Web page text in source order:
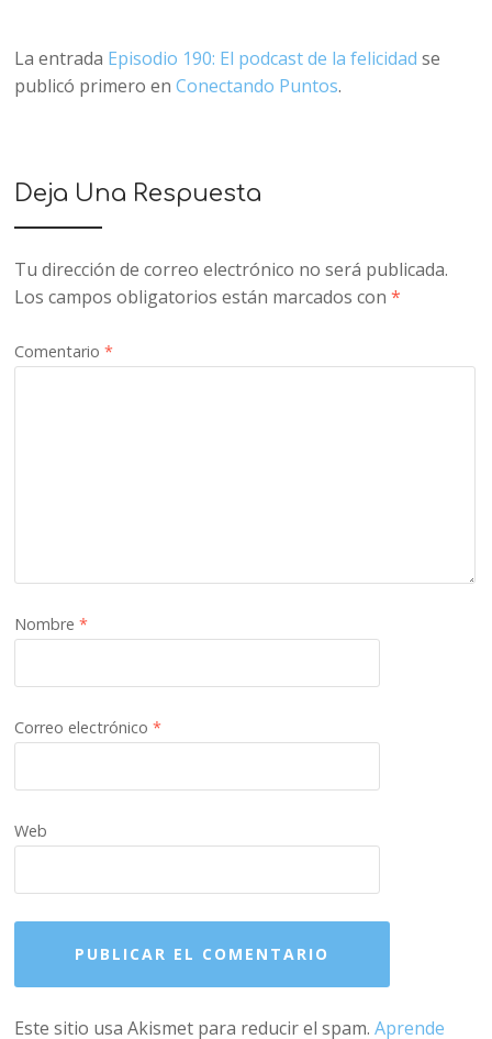
La entrada Episodio 190: El podcast de la felicidad se
publicó primero enConectando Puntos.
Deja Una Respuesta
Tu dirección de correo electrónico no será publicada.
Los campos obligatorios están marcados con*
Comentario*
Nombre*
Correo electrónico*
Web
Este sitio usa Akismet para reducir el spam.Aprende